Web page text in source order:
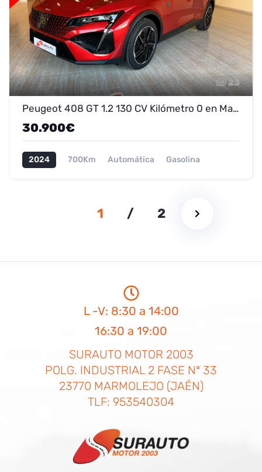
23
Peugeot 408 GT 1.2 130 CV Kilómetro 0 en Marmolejo - ¡Oferta 28.400 €!
30.900€
2024 700Km Automática Gasolina
1 / 2
L -V: 8:30 a 14:00
16:30 a 19:00
SURAUTO MOTOR 2003
POLG. INDUSTRIAL 2 FASE Nº 33
23770 MARMOLEJO (JAÉN)
TLF: 953540304